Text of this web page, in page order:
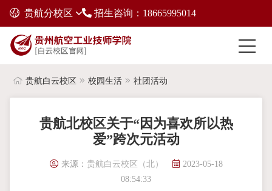
贵航分校区 招生咨询：18665995014
贵航白云校区 校园生活 社团活动
贵航北校区关于“因为喜欢所以热
爱”跨次元活动
来源： 贵航白云校区（北）
2023-05-18
08:54:33